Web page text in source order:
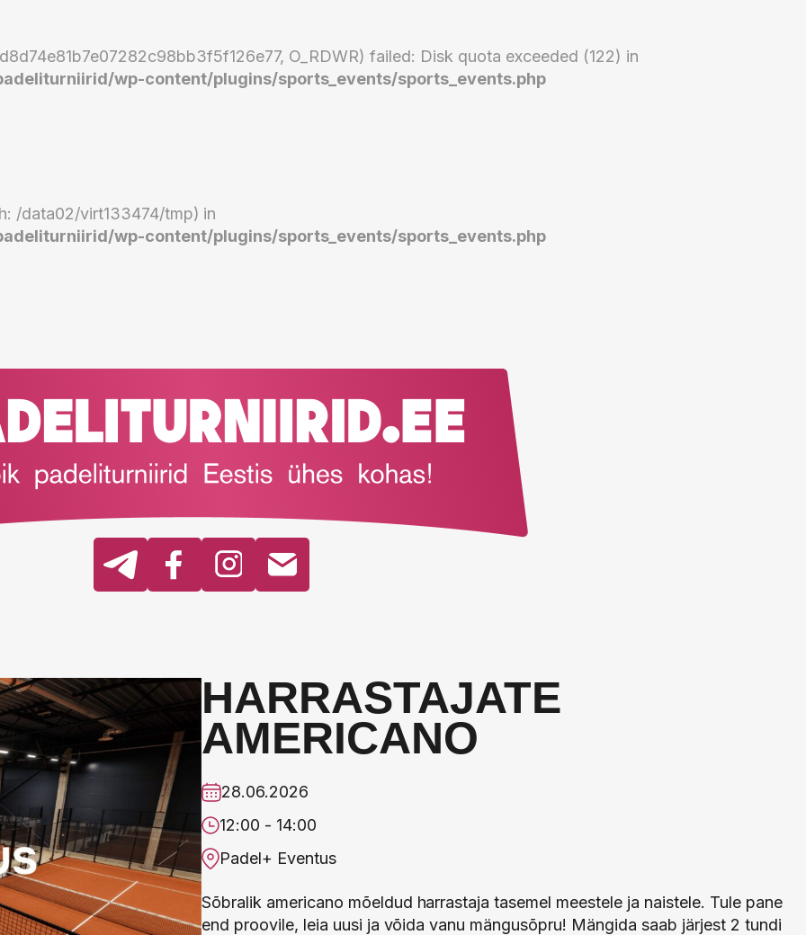
O_RDWR) failed: Disk quota exceeded (122) in
wp-content/plugins/sports_events/sports_events.php
/data02/virt133474/tmp) in
wp-content/plugins/sports_events/sports_events.php
HARRASTAJATE
AMERICANO
28.06.2026
12:00 - 14:00
Padel+ Eventus
Sõbralik americano mõeldud harrastaja tasemel meestele ja naistele. Tule pane
end proovile, leia uusi ja võida vanu mängusõpru! Mängida saab järjest 2 tundi